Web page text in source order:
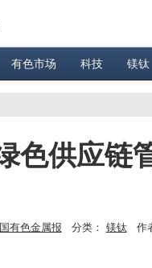
有色市场 科技 镁钛
色供应链
有色金属报 分类： 镁钛作